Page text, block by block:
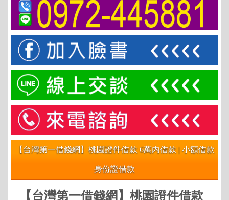
【台灣第一借錢網】桃園證件借款 6萬內借款 | 小額借款
身份證借款
【台灣第一借錢網】桃園證件借款